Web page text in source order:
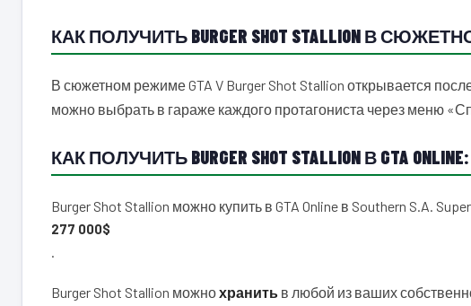
КАК ПОЛУЧИТЬ BURGER SHOT STALLION В
В сюжетном режиме GTA V Burger Shot Stallion открывается
можно выбрать в гараже каждого протагониста через меню
КАК ПОЛУЧИТЬ BURGER SHOT STALLION В GTA ONLINE:
Burger Shot Stallion можно купить в GTA Online в Southern S.A.
277 000$
.
Burger Shot Stallion можнохранить в любой из ваших